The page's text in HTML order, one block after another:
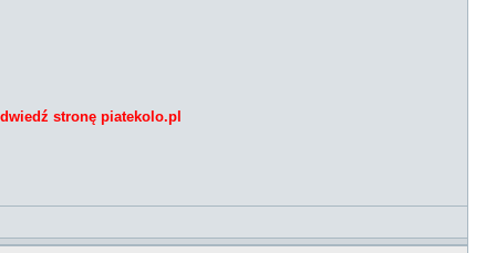
stronę piatekolo.pl